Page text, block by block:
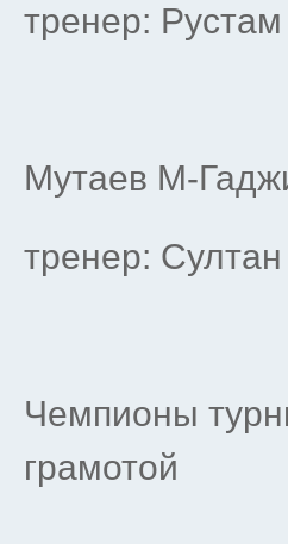
тренер:
Мутаев М-
тренер:
Чемпионы
грамотой